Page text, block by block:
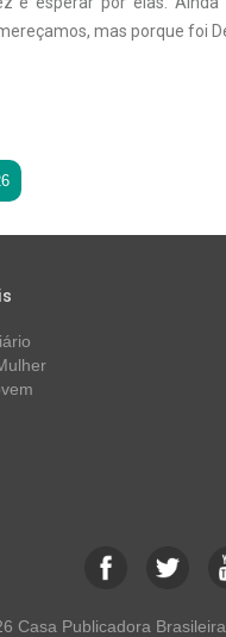
mas porque foi
Casa Publicadora